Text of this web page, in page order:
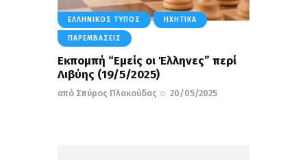
ΕΛΛΗΝΙΚΌΣ ΤΎΠΟΣ ΗΧΗΤΙΚΆ
ΠΑΡΕΜΒΆΣΕΙΣ
Eκπομπή “Εμείς οι Έλληνες” περί
Λιβύης (19/5/2025)
από Σπύρος Πλακούδας 20/05/2025